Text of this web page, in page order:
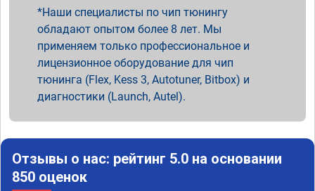
Наши специалисты по чип тюнингу
обладают опытом более 8 лет. Мы
применяем только профессиональное и
лицензионное оборудование для чип
тюнинга (Flex, Kess 3, Autotuner, Bitbox) и
диагностики (Launch, Autel).
Отзывы о нас: рейтинг 5.0 на основании
850 оценок